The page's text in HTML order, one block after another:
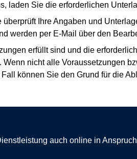
laden Sie die erforderlichen
überprüft Ihre Angaben und
werden per E-Mail über den
erfüllt sind und die
Wenn nicht alle Voraussetzungen
können Sie den Grund für die
auch online in